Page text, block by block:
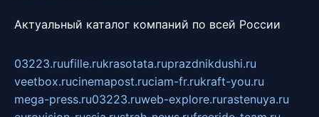
Актуальный каталог компаний по всей России
03223.ruufille.rukrasotata.ruprazdnikdushi.ru
veetbox.rucinemapost.ruciam-fr.rukraft-you.ru
mega-press.ru03223.ruweb-explore.rurastenuya.ru